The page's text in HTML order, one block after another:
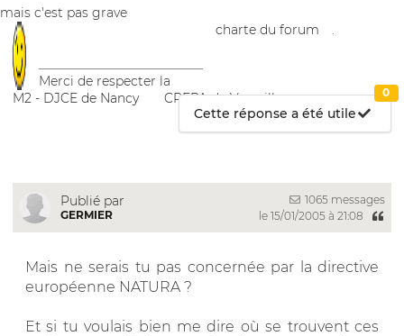
mais c'est pas grave
Merci de respecter la
charte du forum
M2 - DJCE de Nancy
CRFPA de Versailles
Cette réponse a été utile
0
Publié par
GERMIER
1065 messages
le 15/01/2005 à 21:08
Mais ne serais tu pas concernée par la directive
européenne NATURA ?
Et si tu voulais bien me dire où se trouvent ces